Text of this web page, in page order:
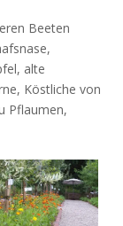
Beeten
alte
Köstliche von
Pflaumen,